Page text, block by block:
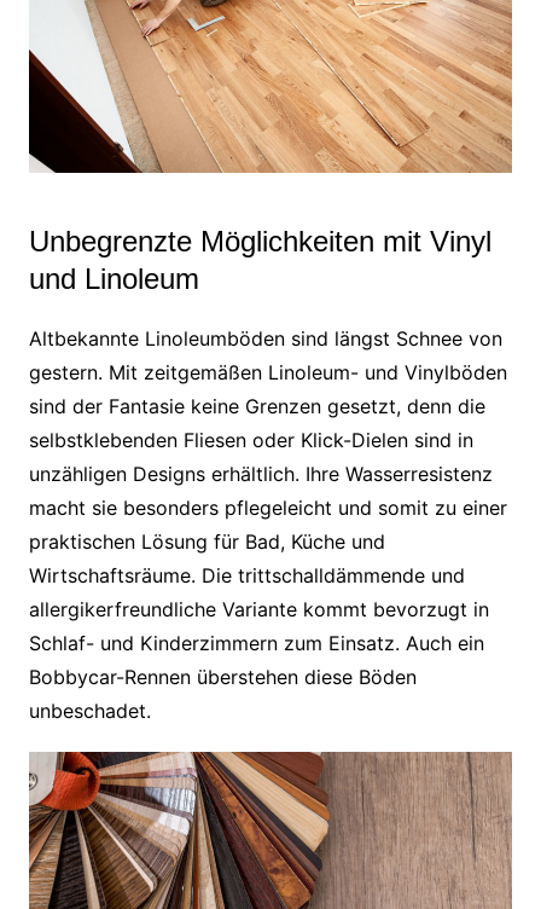
Unbegrenzte Möglichkeiten mit Vinyl
und Linoleum
Altbekannte Linoleumböden sind längst Schnee von
gestern. Mit zeitgemäßen Linoleum- und Vinylböden
sind der Fantasie keine Grenzen gesetzt, denn die
selbstklebenden Fliesen oder Klick-Dielen sind in
unzähligen Designs erhältlich. Ihre Wasserresistenz
macht sie besonders pflegeleicht und somit zu einer
praktischen Lösung für Bad, Küche und
Wirtschaftsräume. Die trittschalldämmende und
allergikerfreundliche Variante kommt bevorzugt in
Schlaf- und Kinderzimmern zum Einsatz. Auch ein
Bobbycar-Rennen überstehen diese Böden
unbeschadet.